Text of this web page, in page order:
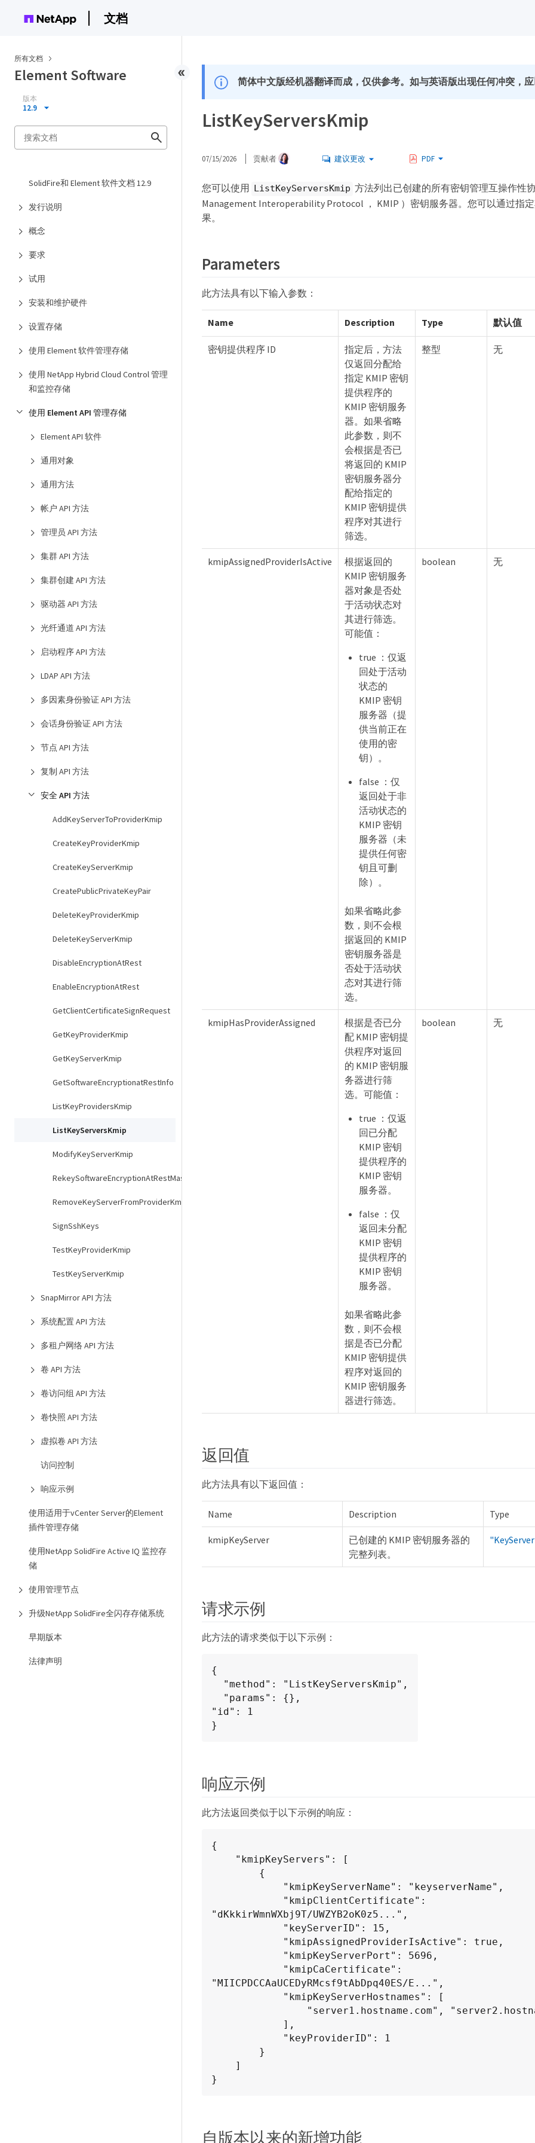
文档
所有文档
Element Software
版本
12.9
SolidFire和 Element 软件文档 12.9
发行说明
概念
要求
试用
安装和维护硬件
设置存储
使用 Element 软件管理存储
使用 NetApp Hybrid Cloud Control 管理
和监控存储
使用 Element API 管理存储
Element API 软件
通用对象
通用方法
帐户 API 方法
管理员 API 方法
集群 API 方法
集群创建 API 方法
驱动器 API 方法
光纤通道 API 方法
启动程序 API 方法
LDAP API 方法
多因素身份验证 API 方法
会话身份验证 API 方法
节点 API 方法
复制 API 方法
安全 API 方法
AddKeyServerToProviderKmip
CreateKeyProviderKmip
CreateKeyServerKmip
CreatePublicPrivateKeyPair
DeleteKeyProviderKmip
DeleteKeyServerKmip
DisableEncryptionAtRest
EnableEncryptionAtRest
GetClientCertificateSignRequest
GetKeyProviderKmip
GetKeyServerKmip
GetSoftwareEncryptionatRestInfo
ListKeyProvidersKmip
ListKeyServersKmip
ModifyKeyServerKmip
RekeySoftwareEncryptionAtRestMasterKey
RemoveKeyServerFromProviderKmip
SignSshKeys
TestKeyProviderKmip
TestKeyServerKmip
SnapMirror API 方法
系统配置 API 方法
多租户网络 API 方法
卷 API 方法
卷访问组 API 方法
卷快照 API 方法
虚拟卷 API 方法
访问控制
响应示例
使用适用于vCenter Server的Element
插件管理存储
使用NetApp SolidFire Active IQ 监控存
储
使用管理节点
升级NetApp SolidFire全闪存存储系统
早期版本
法律声明
简体中文版经机器翻译而成，仅供参考。如与英语版出现任何冲突，
ListKeyServersKmip
07/15/2026 贡献者 建议更改 PDF
您可以使用 ListKeyServersKmip 方法列出已创建的所有密钥管理互操作性
Management Interoperability Protocol ， KMIP ）密钥服务器。您可以通过指
果。
Parameters
此方法具有以下输入参数：
Name Description Type 默认值
密钥提供程序 ID
指定后，方法
仅返回分配给
指定 KMIP 密钥
提供程序的
KMIP 密钥服务
器。如果省略
此参数，则不
会根据是否已
将返回的 KMIP
密钥服务器分
配给指定的
KMIP 密钥提供
程序对其进行
筛选。
整型 无
kmipAssignedProviderIsActive
根据返回的
KMIP 密钥服务
器对象是否处
于活动状态对
其进行筛选。
可能值：
true ：仅返
回处于活动
状态的
KMIP 密钥
服务器（提
供当前正在
使用的密
钥）。
false ：仅
返回处于非
活动状态的
KMIP 密钥
服务器（未
提供任何密
钥且可删
除）。
如果省略此参
数，则不会根
据返回的 KMIP
密钥服务器是
否处于活动状
态对其进行筛
选。
boolean 无
kmipHasProviderAssigned
根据是否已分
配 KMIP 密钥提
供程序对返回
的 KMIP 密钥服
务器进行筛
选。可能值：
true ：仅返
回已分配
KMIP 密钥
提供程序的
KMIP 密钥
服务器。
false ：仅
返回未分配
KMIP 密钥
提供程序的
KMIP 密钥
服务器。
如果省略此参
数，则不会根
据是否已分配
KMIP 密钥提供
程序对返回的
KMIP 密钥服务
器进行筛选。
boolean 无
返回值
此方法具有以下返回值：
Name Description Type
kmipKeyServer
已创建的 KMIP 密钥服务器的
完整列表。
请求示例
此方法的请求类似于以下示例：
{
"id": 1
}
响应示例
此方法返回类似于以下示例的响应：
{
"dKkkirWmnWXbj9T/UWZYB2oK0z5...",
"MIICPDCCAaUCEDyRMcsf9tAbDpq40ES/E...",
}
自版本以来的新增功能